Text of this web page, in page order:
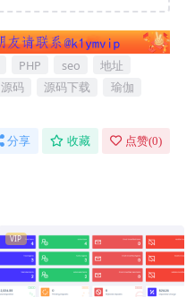
PHP seo
地址
源码 源码下载
瑜伽
分享 收藏 点赞(0)
VIP